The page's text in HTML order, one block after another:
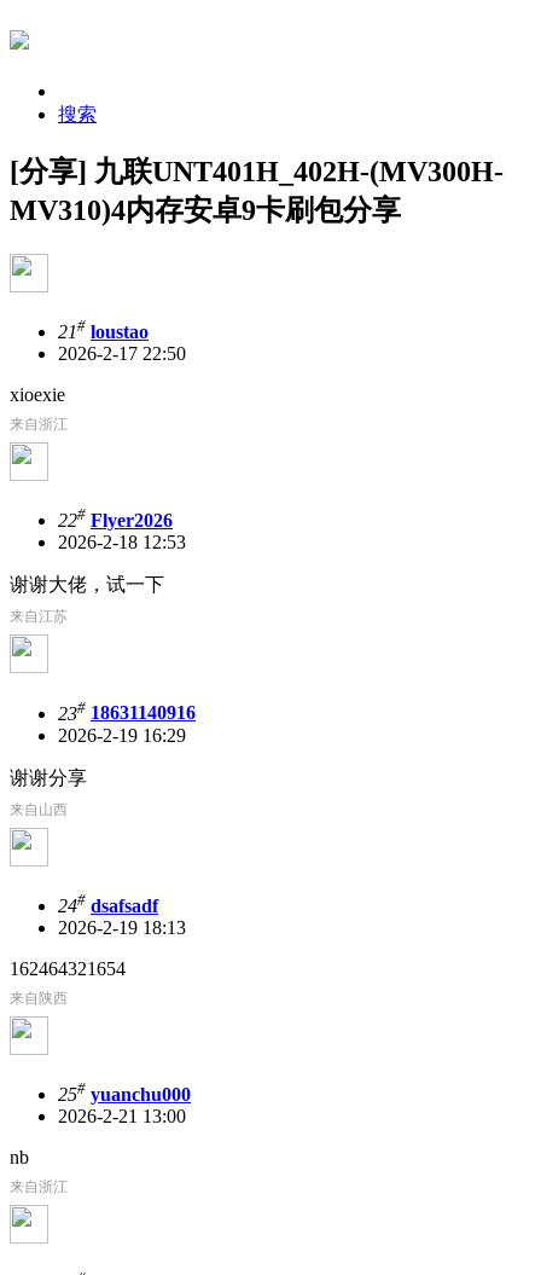
搜索
[分享] 九联UNT401H_402H-(MV300H-
MV310)4内存安卓9卡刷包分享
21# loustao
2026-2-17 22:50
xioexie
来自浙江
22# Flyer2026
2026-2-18 12:53
谢谢大佬，试一下
来自江苏
23# 18631140916
2026-2-19 16:29
谢谢分享
来自山西
24# dsafsadf
2026-2-19 18:13
162464321654
来自陕西
25# yuanchu000
2026-2-21 13:00
nb
来自浙江